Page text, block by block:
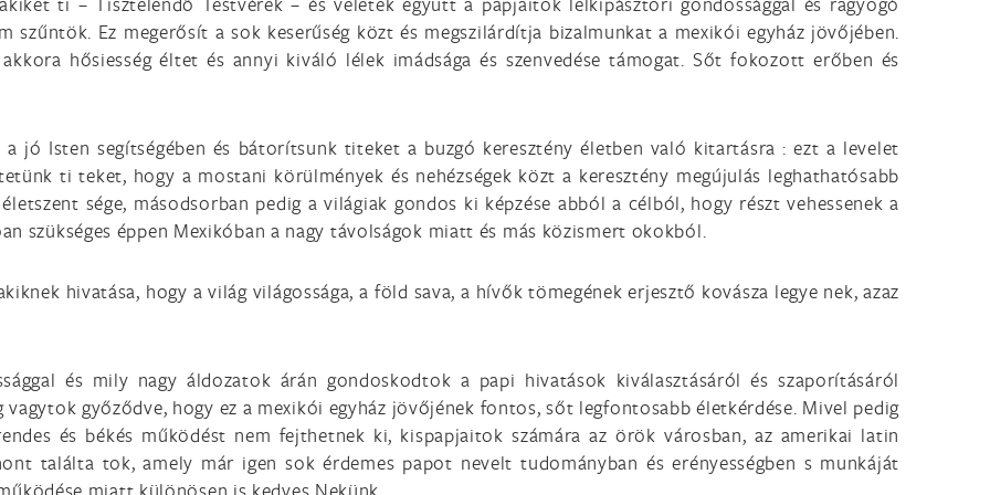
szűntök. Ez megerősít a sok keserűség közt és megszilárdítja bizalmunkat a mexikói egyház jövőjében.
hősiesség éltet és annyi kiváló lélek imádsága és szenvedése támogat. Sőt fokozott erőben és
jó Isten segítségében és bátorítsunk titeket a buzgó keresztény életben való kitartásra : ezt a levelet
ti teket, hogy a mostani körülmények és nehézségek közt a keresztény megújulás leghathatósabb
sége, másodsorban pedig a világiak gondos ki képzése abból a célból, hogy részt vehessenek a
szükséges éppen Mexikóban a nagy távolságok miatt és más közismert okokból.
hivatása, hogy a világ világossága, a föld sava, a hívők tömegének erjesztő kovásza legye nek, azaz
és mily nagy áldozatok árán gondoskodtok a papi hivatások kiválasztásáról és szaporításáról
győződve, hogy ez a mexikói egyház jövőjének fontos, sőt legfontosabb életkérdése. Mivel pedig
és békés működést nem fejthetnek ki, kispapjaitok számára az örök városban, az amerikai latin
találta tok, amely már igen sok érdemes papot nevelt tudományban és erényességben s munkáját